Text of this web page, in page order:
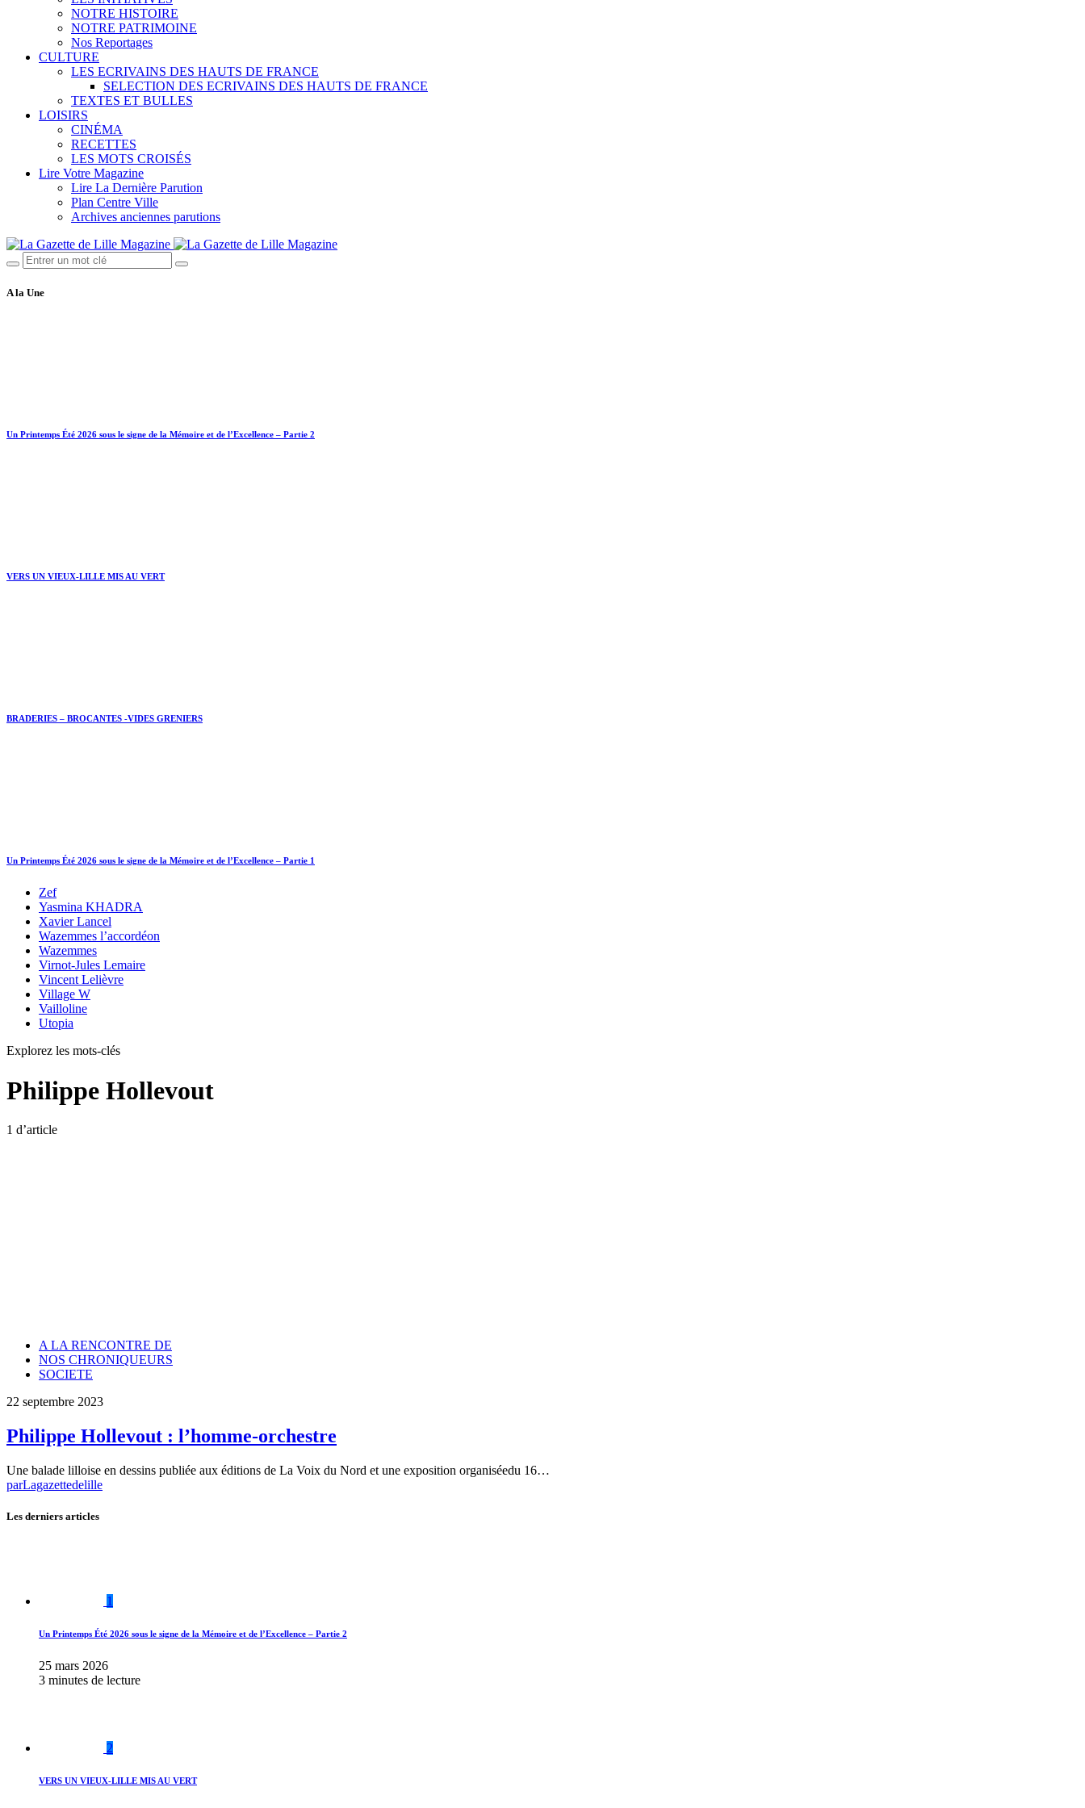
NOTRE HISTOIRE
NOTRE PATRIMOINE
Nos Reportages
CULTURE
LES ECRIVAINS DES HAUTS DE FRANCE
SELECTION DES ECRIVAINS DES HAUTS DE FRANCE
TEXTES ET BULLES
LOISIRS
CINÉMA
RECETTES
LES MOTS CROISÉS
Lire Votre Magazine
Lire La Dernière Parution
Plan Centre Ville
Archives anciennes parutions
A la Une
Un Printemps Été 2026 sous le signe de la Mémoire et de l’Excellence – Partie 2
VERS UN VIEUX-LILLE MIS AU VERT
BRADERIES – BROCANTES -VIDES GRENIERS
Un Printemps Été 2026 sous le signe de la Mémoire et de l’Excellence – Partie 1
Zef
Yasmina KHADRA
Xavier Lancel
Wazemmes l’accordéon
Wazemmes
Virnot-Jules Lemaire
Vincent Lelièvre
Village W
Vailloline
Utopia
Explorez les mots-clés
Philippe Hollevout
1 d’article
A LA RENCONTRE DE
NOS CHRONIQUEURS
SOCIETE
22 septembre 2023
Philippe Hollevout : l’homme-orchestre
Une balade lilloise en dessins publiée aux éditions de La Voix du Nord et une exposition organiséedu 16…
parLagazettedelille
Les derniers articles
1
Un Printemps Été 2026 sous le signe de la Mémoire et de l’Excellence – Partie 2
25 mars 2026
3 minutes de lecture
2
VERS UN VIEUX-LILLE MIS AU VERT